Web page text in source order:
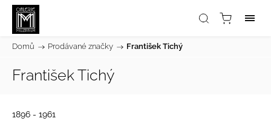
Domů / Prodávané značky / František Tichý
František Tichý
1896 - 1961